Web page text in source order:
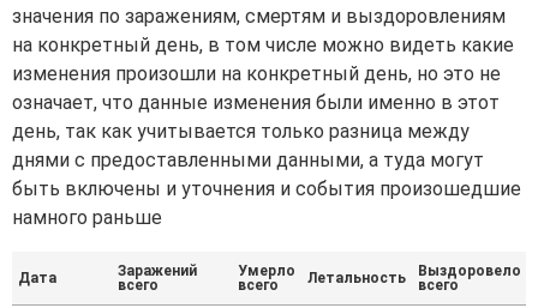
значения по заражениям, смертям и выздоровлениям
на конкретный день, в том числе можно видеть какие
изменения произошли на конкретный день, но это не
означает, что данные изменения были именно в этот
день, так как учитывается только разница между
днями с предоставленными данными, а туда могут
быть включены и уточнения и события произошедшие
намного раньше
Дата
Заражений
всего
Умерло
всего
Летальность
Выздоровело
всего